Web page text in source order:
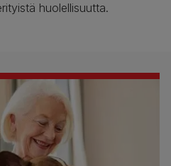
huolellisuutta.